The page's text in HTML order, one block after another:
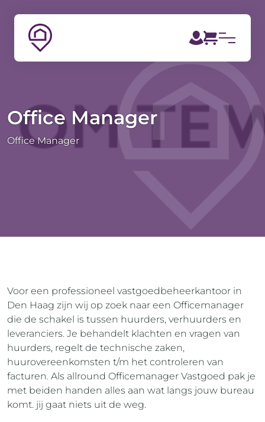
Office Manager
Office Manager
Voor een professioneel vastgoedbeheerkantoor in
Den Haag zijn wij op zoek naar een Officemanager
die de schakel is tussen huurders, verhuurders en
leveranciers. Je behandelt klachten en vragen van
huurders, regelt de technische zaken,
huurovereenkomsten t/m het controleren van
facturen. Als allround Officemanager Vastgoed pak je
met beiden handen alles aan wat langs jouw bureau
komt. jij gaat niets uit de weg.